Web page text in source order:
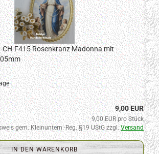
CH-F415 Rosenkranz Madonna mit
9,00 EUR
9,00 EUR pro Stück
gem. Kleinuntern.-Reg. §19 UStG zzgl.Versand
IN DEN WARENKORB